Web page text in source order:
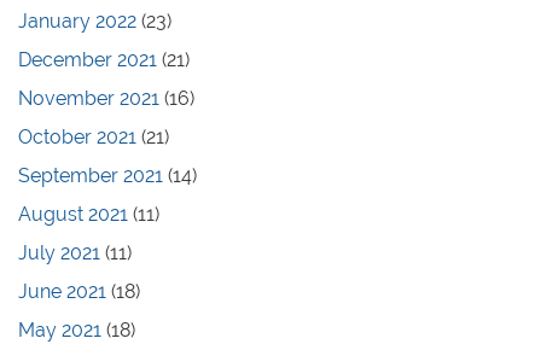
January 2022 (23)
December 2021 (21)
November 2021 (16)
October 2021 (21)
September 2021 (14)
August 2021 (11)
July 2021 (11)
June 2021 (18)
May 2021 (18)